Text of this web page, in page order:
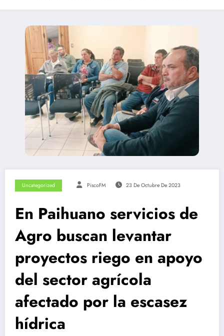
Uncategorized PiscoFM 23 De Octubre De 2023
En Paihuano servicios de
Agro buscan levantar
proyectos riego en apoyo
del sector agrícola
afectado por la escasez
hídrica